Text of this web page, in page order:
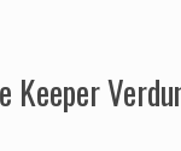
Keeper